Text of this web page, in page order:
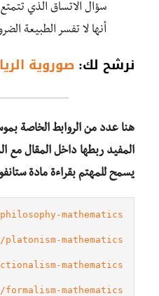
سؤال الاتساق الذي
أنها لا تفسر الطبيعة
نرشح لك: صوروية
هنا عدد من الروابط الخاصة
المفيد ربطها داخل المقال
يسمح للمهتم بقراءة مادة
mathematics/
mathematics/
mathematics/
mathematics/